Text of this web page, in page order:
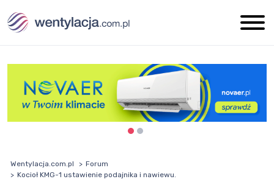
Wentylacja.com.pl
Forum
Kocioł KMG-1 ustawienie podajnika i nawiewu.